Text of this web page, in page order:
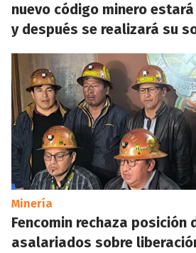
nuevo código minero
y después se realizará su
Minería
Fencomin rechaza posición
asalariados sobre